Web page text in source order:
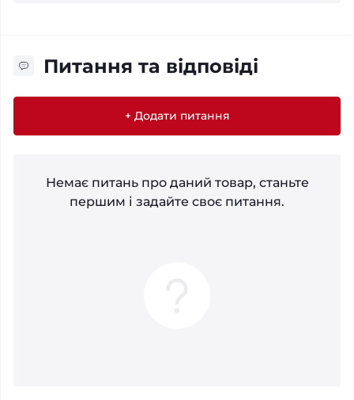
Питання та відповіді
+ Додати питання
Немає питань про даний товар, станьте
першим і задайте своє питання.